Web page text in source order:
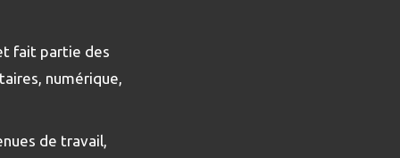
fait partie des
numérique,
de travail,